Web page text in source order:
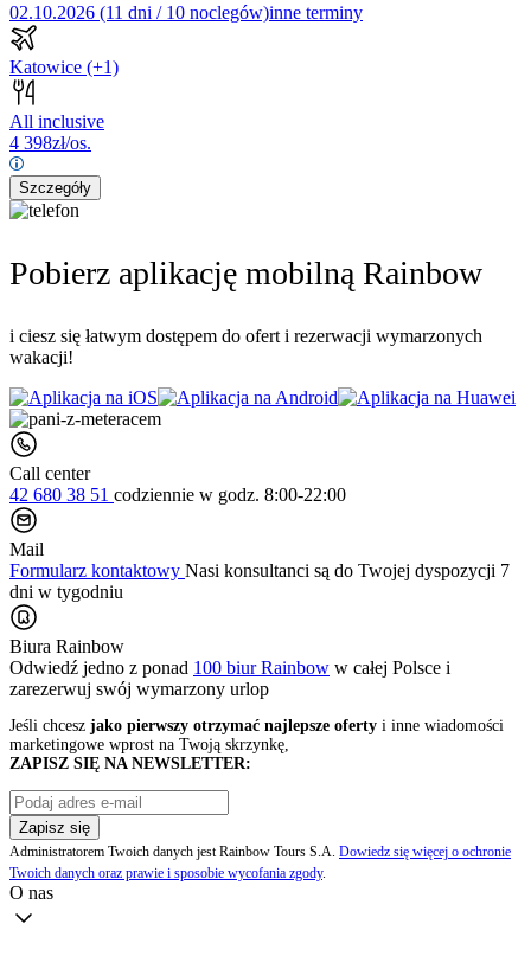
02.10.2026 (11 dni / 10 noclegów)inne terminy
Katowice (+1)
All inclusive
4 398zł/os.
Szczegóły
Pobierz aplikację mobilną Rainbow
i ciesz się łatwym dostępem do ofert i rezerwacji wymarzonych
wakacji!
Call center
42 680 38 51 codziennie w godz. 8:00-22:00
Mail
Formularz kontaktowy Nasi konsultanci są do Twojej dyspozycji 7
dni w tygodniu
Biura Rainbow
Odwiedź jedno z ponad 100 biur Rainbow w całej Polsce i
zarezerwuj swój wymarzony urlop
Jeśli chcesz jako pierwszy otrzymać najlepsze oferty i inne wiadomości
marketingowe wprost na Twoją skrzynkę,
ZAPISZ SIĘ NA NEWSLETTER:
Zapisz się
Administratorem Twoich danych jest Rainbow Tours S.A. Dowiedz się więcej o ochronie
Twoich danych oraz prawie i sposobie wycofania zgody.
O nas